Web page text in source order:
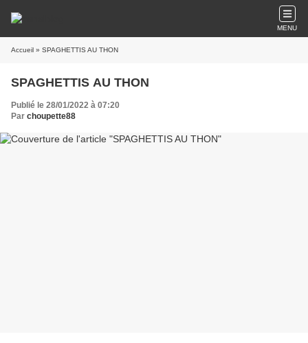
MENU
Accueil » SPAGHETTIS AU THON
SPAGHETTIS AU THON
Publié le 28/01/2022 à 07:20
Par choupette88